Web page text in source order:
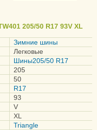
205/50 R17 93V XL
Зимние шины
Легковые
Шины205/50 R17
205
50
R17
93
V
XL
Triangle